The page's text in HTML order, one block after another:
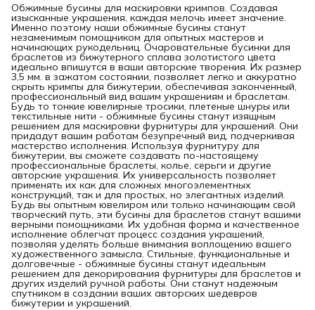
Обжимные бусины для маскировки кримпов. Создавая
изысканные украшения, каждая мелочь имеет значение.
Именно поэтому наши обжимные бусины станут
незаменимым помощником для опытных мастеров и
начинающих рукодельниц. Очаровательные бусинки для
браслетов из бижутерного сплава золотистого цвета
идеально впишутся в ваши авторские творения. Их размер
3,5 мм. в зажатом состоянии, позволяет легко и аккуратно
скрыть кримпы для бижутерии, обеспечивая законченный,
профессиональный вид вашим украшениям и браслетам.
Будь то тонкие ювелирные тросики, плетеные шнуры или
текстильные нити - обжимные бусины станут изящным
решением для маскировки фурнитуры для украшений. Они
придадут вашим работам безупречный вид, подчеркивая
мастерство исполнения. Используя фурнитуру для
бижутерии, вы сможете создавать по-настоящему
профессиональные браслеты, колье, серьги и другие
авторские украшения. Их универсальность позволяет
применять их как для сложных многоэлементных
конструкций, так и для простых, но элегантных изделий.
Будь вы опытным ювелиром или только начинающим свой
творческий путь, эти бусины для браслетов станут вашими
верными помощниками. Их удобная форма и качественное
исполнение облегчат процесс создания украшений,
позволяя уделять больше внимания воплощению вашего
художественного замысла. Стильные, функциональные и
долговечные - обжимные бусины станут идеальным
решением для декорирования фурнитуры для браслетов и
других изделий ручной работы. Они станут надежным
спутником в создании ваших авторских шедевров
бижутерии и украшений.